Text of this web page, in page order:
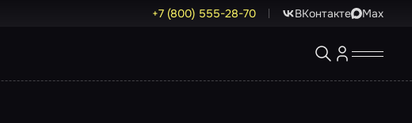
+7 (800) 555-28-70 ВКонтакте Max